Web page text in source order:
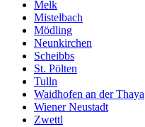
Melk
Mistelbach
Mödling
Neunkirchen
Scheibbs
St. Pölten
Tulln
Waidhofen an der Thaya
Wiener Neustadt
Zwettl